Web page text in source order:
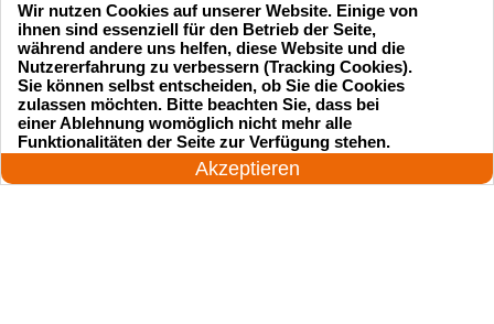
Startseite Einsatzgebiete
Preise
24 Stunden am Tag
Akzeptieren
Wir nutzen Cookies auf unserer Website. Einige von
ihnen sind essenziell für den Betrieb der Seite,
während andere uns helfen, diese Website und die
Nutzererfahrung zu verbessern (Tracking Cookies).
Sie können selbst entscheiden, ob Sie die Cookies
zulassen möchten. Bitte beachten Sie, dass bei
einer Ablehnung womöglich nicht mehr alle
Funktionalitäten der Seite zur Verfügung stehen.